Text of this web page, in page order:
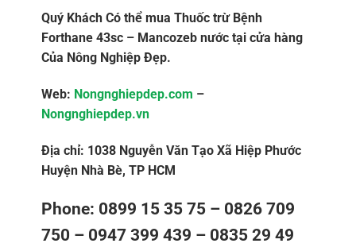
Quý Khách Có thể mua Thuốc trừ Bệnh
Forthane 43sc – Mancozeb nước tại cửa hàng
Của Nông Nghiệp Đẹp.
Web: Nongnghiepdep.com –
Nongnghiepdep.vn
Địa chỉ: 1038 Nguyễn Văn Tạo Xã Hiệp Phước
Huyện Nhà Bè, TP HCM
Phone: 0899 15 35 75 – 0826 709
750 – 0947 399 439 – 0835 29 49